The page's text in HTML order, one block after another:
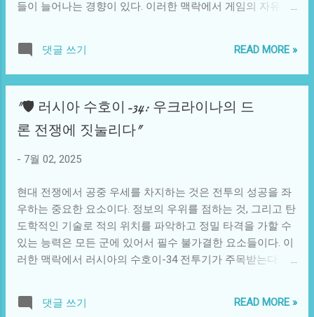
인 심리적 충격을 잇는 것은 이 사건을 범죄 심리학과 사회학
와 아픔을 진단해보고 이를 극복하며 지속된 시간의 흐름을
받아들여야 한다. 그들은 이제 존재하지 않던 사람으로서, 혹
일들을 마주한다. 작가는 이 모든 과정을 이야기를 통해 시각
화할 수 있다. 이 과정은 심리적 회복과 사회적 연결, 그리고
사람들 간의 유대를 다시 생각하게 만드는 기회가 된다. 실제
로 이러한 일이 역사 속에서는 몇 번이나 목격되었다. 예를 들
들이 늘어나는 경향이 있다. 이러한 맥락에서 게임의 자유도
다. 게임의 자유도는 기본적으로 플레이어가 게임 내에서 어
떤 행동을 취하고, 어떤 경로로 목표를 달성할 수 있는지를 결
정하는 요소다. 전통적인 게임에서는 플레이어가 정해진 스
공받는다. 그러나 오픈 월드 게임에서는 플레이어가 세계를
자유롭게 탐험하고, 다양한 퀘스트를 동시에 수행할 수 있으
며, 심지어는 스토리를 변경할 수도 있다. 이는 플레이어의 몰
입감을 극대화시키고, 각각의 플레이스타일에 맞춘 경험을
적인 자유가 항상 긍정적인 결과를 가져오는 것은 아니다. 한
가지 사례로, 유명한 RPG 게임에서 플레이어들은 주어진 퀘
스트 이외에도 많은 사이드 퀘스트를 선택할 수 있었고, 각 퀘
스트는 서로 전혀 다른 방향으로 진행될 수 있는 여지를 주었
다. 그러나 그 결과로, 일부 플레이어는 퀘스트 간의 논리적
설'이라 할 수 있는데, 즉 플레이어가 너무 많은 선택지를 갖
댓글 쓰기 READ MORE »
"🛡️ 러시아 수호이-34: 우크라이나의 드
론 전쟁에 짓눌리다"
- 7월 02, 2025
현대 전쟁에서 공중 우세를 차지하는 것은 전투의 성공을 좌
우하는 중요한 요소이다. 정보의 우위를 점하는 것, 그리고 탄
도학적인 기술로 적의 위치를 파악하고 정밀 타격을 가할 수
있는 능력은 모든 군에 있어서 필수 불가결한 요소들이다. 이
러한 맥락에서 러시아의 수호이-34 전투기가 주목받는다. 수
다. 하지만 이 놀라운 기체가 우크라이나의 드론 공격에 속수
댓글 쓰기 READ MORE »